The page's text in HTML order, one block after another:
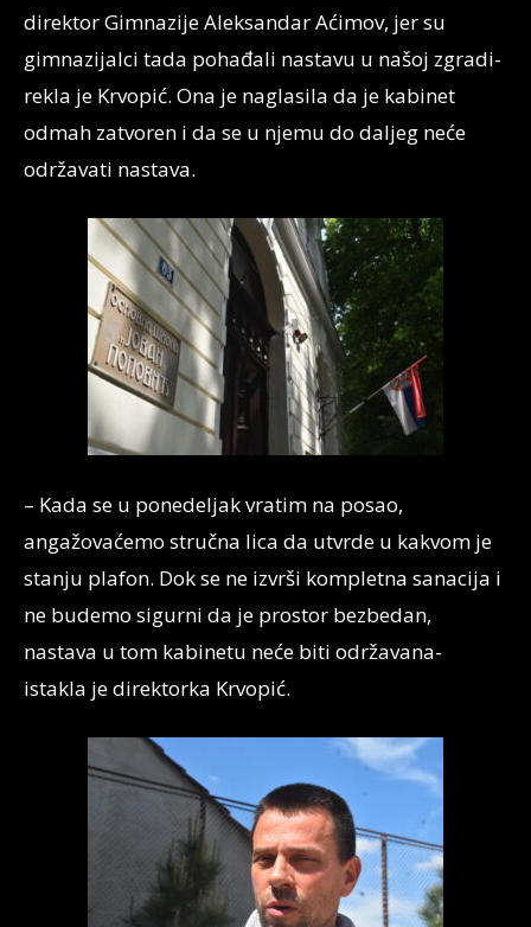
direktor Gimnazije Aleksandar Aćimov, jer su
gimnazijalci tada pohađali nastavu u našoj zgradi-
rekla je Krvopić. Ona je naglasila da je kabinet
odmah zatvoren i da se u njemu do daljeg neće
održavati nastava.
– Kada se u ponedeljak vratim na posao,
angažovaćemo stručna lica da utvrde u kakvom je
stanju plafon. Dok se ne izvrši kompletna sanacija i
ne budemo sigurni da je prostor bezbedan,
nastava u tom kabinetu neće biti održavana-
istakla je direktorka Krvopić.